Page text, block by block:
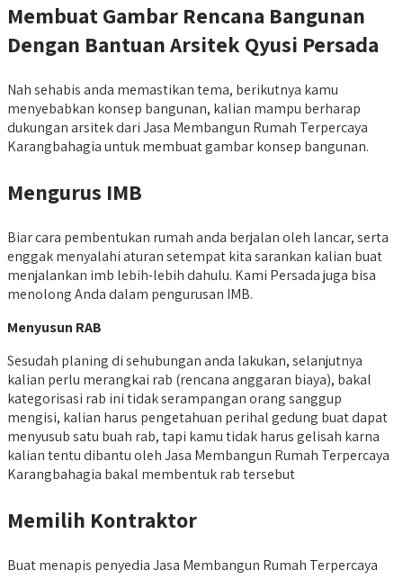
Membuat Gambar Rencana Bangunan
Dengan Bantuan Arsitek Qyusi Persada
Nah sehabis anda memastikan tema, berikutnya kamu
menyebabkan konsep bangunan, kalian mampu berharap
dukungan arsitek dari Jasa Membangun Rumah Terpercaya
Karangbahagia untuk membuat gambar konsep bangunan.
Mengurus IMB
Biar cara pembentukan rumah anda berjalan oleh lancar, serta
enggak menyalahi aturan setempat kita sarankan kalian buat
menjalankan imb lebih-lebih dahulu. Kami Persada juga bisa
menolong Anda dalam pengurusan IMB.
Menyusun RAB
Sesudah planing di sehubungan anda lakukan, selanjutnya
kalian perlu merangkai rab (rencana anggaran biaya), bakal
kategorisasi rab ini tidak serampangan orang sanggup
mengisi, kalian harus pengetahuan perihal gedung buat dapat
menyusub satu buah rab, tapi kamu tidak harus gelisah karna
kalian tentu dibantu oleh Jasa Membangun Rumah Terpercaya
Karangbahagia bakal membentuk rab tersebut
Memilih Kontraktor
Buat menapis penyedia Jasa Membangun Rumah Terpercaya